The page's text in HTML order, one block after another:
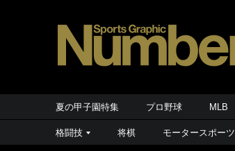
夏の甲子園特集 プロ野球 MLB
格闘技 将棋 モータースポーツ